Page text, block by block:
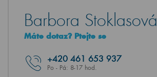
Barbora Stoklasová
Máte dotaz? Ptejte se
+420 461 653 937
Po - Pá: 8-17 hod.